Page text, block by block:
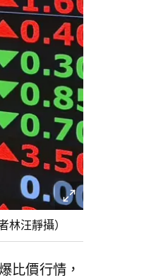
汪靜攝）
比價行情，